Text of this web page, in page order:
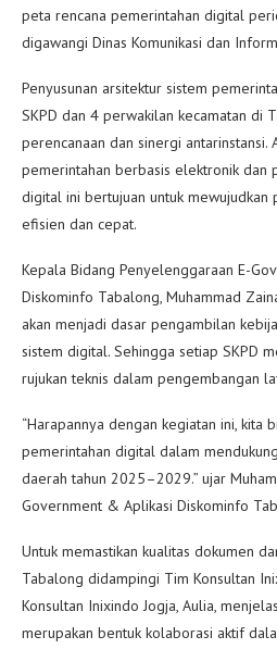
peta rencana pemerintahan digital
digawangi Dinas Komunikasi dan
Penyusunan arsitektur sistem
SKPD dan 4 perwakilan kecamatan di
perencanaan dan sinergi antarinstansi.
pemerintahan berbasis elektronik dan
digital ini bertujuan untuk
efisien dan cepat.
Kepala Bidang Penyelenggaraan E-
Diskominfo Tabalong, Muhammad
akan menjadi dasar pengambilan
sistem digital. Sehingga setiap SKPD
rujukan teknis dalam pengembangan
“Harapannya dengan kegiatan ini, kita
pemerintahan digital dalam
daerah tahun 2025–2029.” ujar
Government & Aplikasi Diskominfo
Untuk memastikan kualitas dokumen
Tabalong didampingi Tim Konsultan
Konsultan Inixindo Jogja, Aulia,
merupakan bentuk kolaborasi aktif